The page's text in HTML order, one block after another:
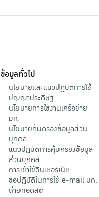
ข้อมูลทั่วไป
นโยบายและแนวปฏิบัติการใช้
ปัญญาประดิษฐ์
นโยบายการใช้งานเครือข่าย
มก.
นโยบายคุ้มครองข้อมูลส่วน
บุคคล
แนวปฏิบัติการคุ้มครองข้อมูล
ส่วนบุคคล
การเข้าใช้อินเตอร์เน็ต
ข้อปฏิบัติในการใช้ e-mail มก.
ถ่ายทอดสด